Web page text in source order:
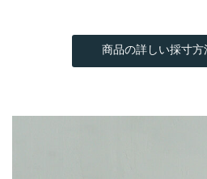
商品の詳しい採寸方